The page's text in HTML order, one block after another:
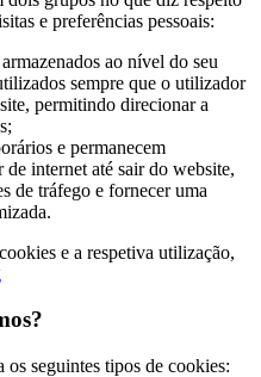
e preferências pessoais:
ao nível do seu
sempre que o utilizador
permitindo direcionar a
e permanecem
internet até sair do website,
de tráfego e fornecer uma
e a respetiva utilização,
seguintes tipos de cookies: